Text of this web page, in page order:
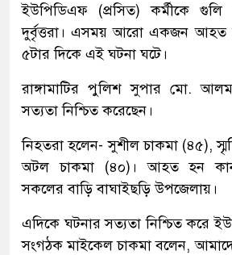
ইউপিডিএফ (প্রসিত) কর্মীকে
দুর্বৃত্তরা। এসময় আরো একজন আহত
৫টার দিকে এই ঘটনা ঘটে।
রাঙ্গামাটির পুলিশ সুপার মো.
সত্যতা নিশ্চিত করেছেন।
নিহতরা হলেন- সুশীল চাকমা (৪৫),
অটল চাকমা (৪০)। আহত হন
সকলের বাড়ি বাঘাইছড়ি উপজেলায়।
এদিকে ঘটনার সত্যতা নিশ্চিত করে
সংগঠক মাইকেল চাকমা বলেন,